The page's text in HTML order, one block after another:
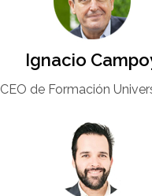
Ignacio
CEO de Formación